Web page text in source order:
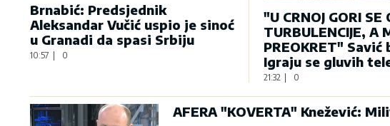
Brnabić: Predsjednik
Aleksandar Vučić uspio je sinoć
u Granadi da spasi Srbiju
10:57 0
"U CRNOJ GORI SE
TURBULENCIJE, A
PREOKRET" Savić
Igraju se gluvih
21:32 | 0
AFERA "KOVERTA" Knežević: